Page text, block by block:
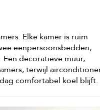
Elke kamer is ruim
eenpersoonsbedden,
decoratieve muur,
terwijl
comfortabel koel blijft.